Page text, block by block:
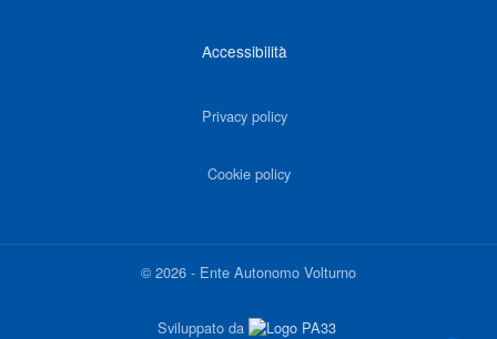
Accessibilità
Privacy policy
Cookie policy
©2026 - Ente Autonomo Volturno
Sviluppato da